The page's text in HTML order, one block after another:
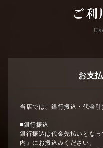
ご利
お支
当店では、銀行振込・代金引
■銀行振込
銀行振込は代金先払いとな
内』にお振込みください。